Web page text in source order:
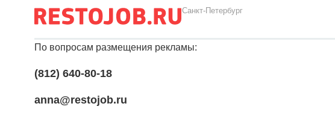
Санкт-Петербург
По вопросам размещения рекламы:
(812) 640-80-18
anna@restojob.ru